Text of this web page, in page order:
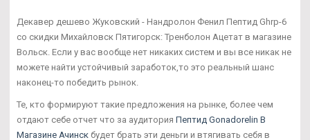
Декавер дешево Жуковский - Нандролон Фенил Пептид Ghrp-6
со скидки Михайловск Пятигорск: Тренболон Ацетат в магазине
Вольск. Если у вас вообще нет никаких систем и вы все никак не
можете найти устойчивый заработок,то это реальный шанс
наконец-то победить рынок.
Те, кто формируют такие предложения на рынке, более чем
отдают себе отчет что за аудитория Пептид Gonadorelin В
Магазине Ачинск будет брать эти деньги и втягивать себя в